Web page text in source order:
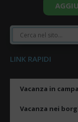
LINK RAPIDI
Vacanza in
Vacanza nei